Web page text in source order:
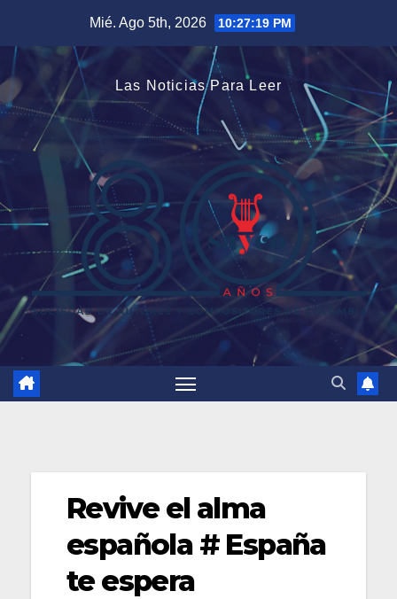
contenido
Mié. Ago 5th, 2026 10:27:20 PM
Las Noticias Para Leer
Revive el alma
española # España
te espera